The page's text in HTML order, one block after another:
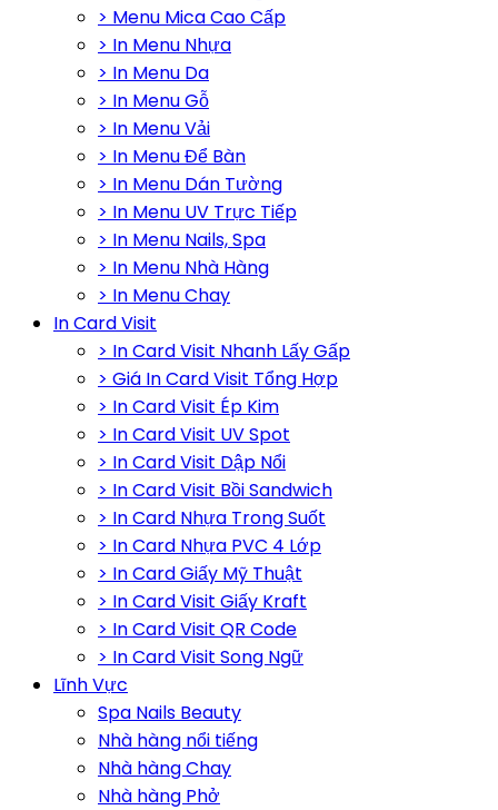
> Menu Mica Cao Cấp
> In Menu Nhựa
> In Menu Da
> In Menu Gỗ
> In Menu Vải
> In Menu Để Bàn
> In Menu Dán Tường
> In Menu UV Trực Tiếp
> In Menu Nails, Spa
> In Menu Nhà Hàng
> In Menu Chay
In Card Visit
> In Card Visit Nhanh Lấy Gấp
> Giá In Card Visit Tổng Hợp
> In Card Visit Ép Kim
> In Card Visit UV Spot
> In Card Visit Dập Nổi
> In Card Visit Bồi Sandwich
> In Card Nhựa Trong Suốt
> In Card Nhựa PVC 4 Lớp
> In Card Giấy Mỹ Thuật
> In Card Visit Giấy Kraft
> In Card Visit QR Code
> In Card Visit Song Ngữ
Lĩnh Vực
Spa Nails Beauty
Nhà hàng nổi tiếng
Nhà hàng Chay
Nhà hàng Phở